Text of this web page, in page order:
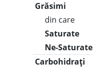
Grăsimi
din care
Saturate
Ne-Saturate
Carbohidrați